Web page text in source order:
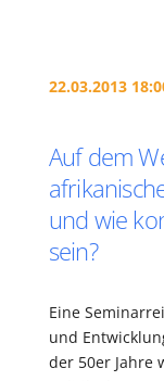
22.03.2013
Auf dem
und wie
sein?
Eine
und
der 50er Jahre